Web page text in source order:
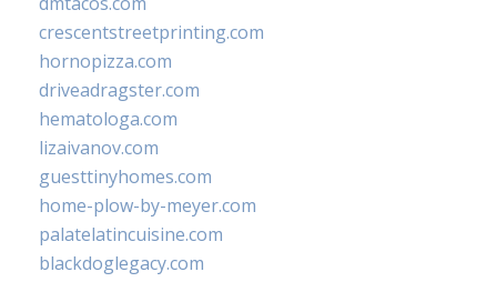
crescentstreetprinting.com
hornopizza.com
driveadragster.com
hematologa.com
lizaivanov.com
guesttinyhomes.com
home-plow-by-meyer.com
palatelatincuisine.com
blackdoglegacy.com